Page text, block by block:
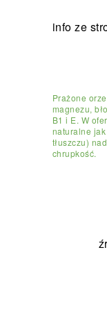
info ze
Prażone
magnezu,
B1 i E. W
naturalne
tłuszczu)
chrupkość.